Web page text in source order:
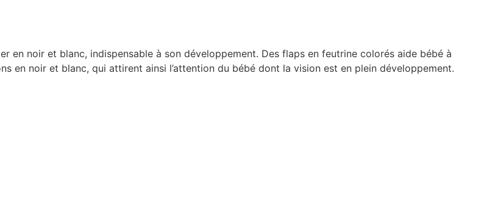
en noir et blanc, indispensable à son développement. Des flaps en feutrine colorés aide bébé à
en noir et blanc, qui attirent ainsi l’attention du bébé dont la vision est en plein développement.